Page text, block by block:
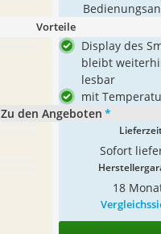
Vorteile
Display des
bleibt
lesbar
mit
Zu den Angeboten *
Sofort
18